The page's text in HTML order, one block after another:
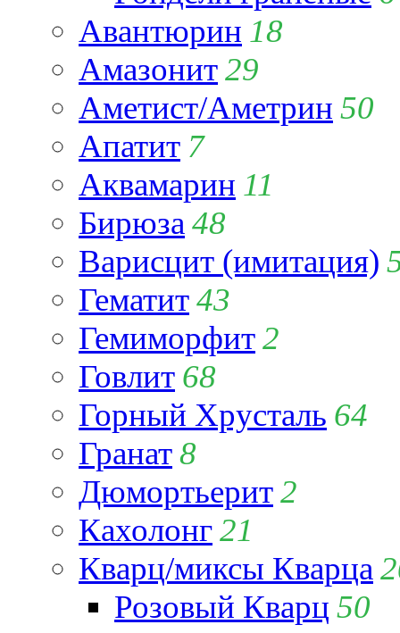
Авантюрин 18
Амазонит29
Аметист/Аметрин 50
Апатит 7
Аквамарин 11
Бирюза 48
Варисцит (имитация)
Гематит43
Гемиморфит2
Говлит 68
Горный Хрусталь 64
Гранат8
Дюмортьерит2
Кахолонг21
Кварц/миксы Кварца
Розовый Кварц 50